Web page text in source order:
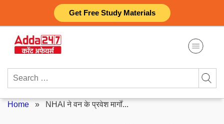
Get Free Study Materials
content
Search
Home » NHAI ने वन के प्रवेश मार्गों...